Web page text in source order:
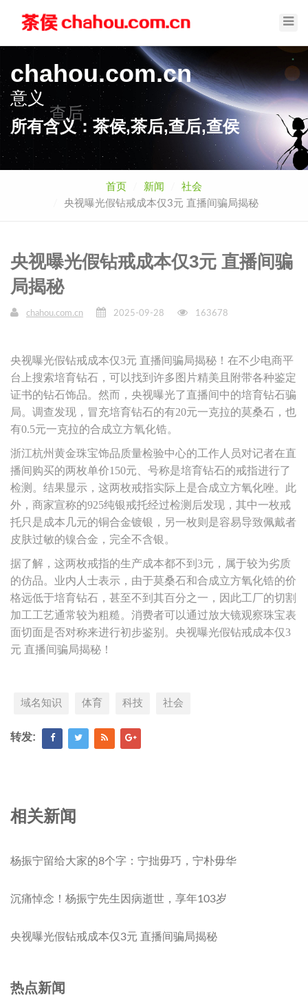
chahou.com.cn
意义查后
所有含义：茶侯,茶后,查后,查侯
首页 新闻
社会
央视曝光假钻戒成本仅3元 直播间骗局揭秘
央视曝光假钻戒成本仅3元 直播间骗
局揭秘
chahou.com.cn 2025-09-28 163678
央视曝光假钻戒成本仅3元 直播间骗局揭秘！在不少电商平
台上搜索培育钻石，可以找到许多图片精美且附带各种鉴定
证书的钻石饰品。然而，央视曝光了直播间中的培育钻石骗
局。调查发现，冒充培育钻石的有20元一克拉的莫桑石，也
有0.5元一克拉的合成立方氧化锆。
浙江杭州黄金珠宝饰品质量检验中心的工作人员对记者在直
播间购买的两枚单价150元、号称是培育钻石的戒指进行了
检测。结果显示，这两枚戒指实际上是合成立方氧化唑。此
外，商家宣称的925纯银戒托经过检测后发现，其中一枚戒
托只是成本几元的铜合金镀银，另一枚则是容易导致佩戴者
皮肤过敏的镍合金，完全不含银。
据了解，这两枚戒指的生产成本都不到3元，属于较为劣质
的仿品。业内人士表示，由于莫桑石和合成立方氧化锆的价
格远低于培育钻石，甚至不到其百分之一，因此工厂的切割
加工工艺通常较为粗糙。消费者可以通过放大镜观察珠宝表
面切面是否对称来进行初步鉴别。央视曝光假钻戒成本仅3
元 直播间骗局揭秘！
域名知识 体育 科技 社会
转发:
相关新闻
杨振宁留给大家的8个字：宁拙毋巧，宁朴毋华
沉痛悼念！杨振宁先生因病逝世，享年103岁
央视曝光假钻戒成本仅3元 直播间骗局揭秘
热点新闻